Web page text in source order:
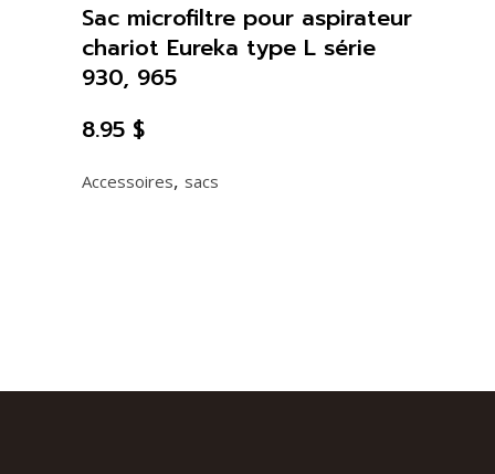
Accessoires, sacs
Sac microfiltre pour aspirateur
chariot Eureka type L série
930, 965
8.95 $